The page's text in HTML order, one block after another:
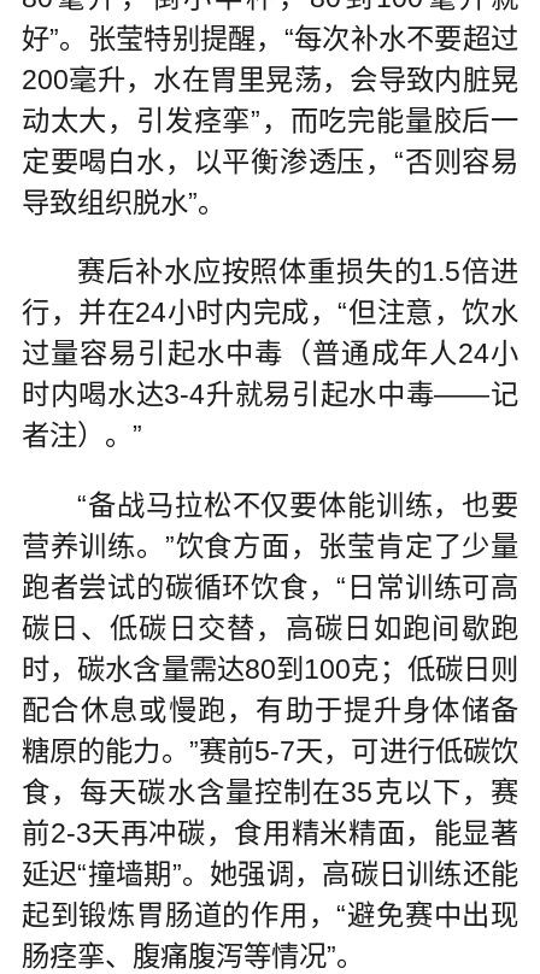
好”。张莹特别提醒，“每次补水不要超过
200毫升，水在胃里晃荡，会导致内脏晃
动太大，引发痉挛”，而吃完能量胶后一
定要喝白水，以平衡渗透压，“否则容易
导致组织脱水”。
赛后补水应按照体重损失的1.5倍进
行，并在24小时内完成，“但注意，饮水
过量容易引起水中毒（普通成年人24小
时内喝水达3-4升就易引起水中毒——记
者注）。”
“备战马拉松不仅要体能训练，也要
营养训练。”饮食方面，张莹肯定了少量
跑者尝试的碳循环饮食，“日常训练可高
碳日、低碳日交替，高碳日如跑间歇跑
时，碳水含量需达80到100克；低碳日则
配合休息或慢跑，有助于提升身体储备
糖原的能力。”赛前5-7天，可进行低碳饮
食，每天碳水含量控制在35克以下，赛
前2-3天再冲碳，食用精米精面，能显著
延迟“撞墙期”。她强调，高碳日训练还能
起到锻炼胃肠道的作用，“避免赛中出现
肠痉挛、腹痛腹泻等情况”。